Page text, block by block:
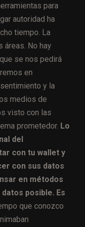
para
autoridad ha
tiempo. La
áreas. No hay
se nos pedirá
en
y la
medios de
visto con las
prometedor. Lo
del
con tu wallet y
con sus datos
en métodos
posible. Es
que conozco